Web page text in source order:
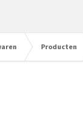
Producten